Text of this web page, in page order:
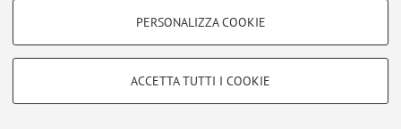
COOKIE TECNICI - NECESSARI
Si tratta di cookie tecnici utilizzati, a titolo esemplificativo, per il corretto
PERSONALIZZA COOKIE
ACCETTA TUTTI I COOKIE